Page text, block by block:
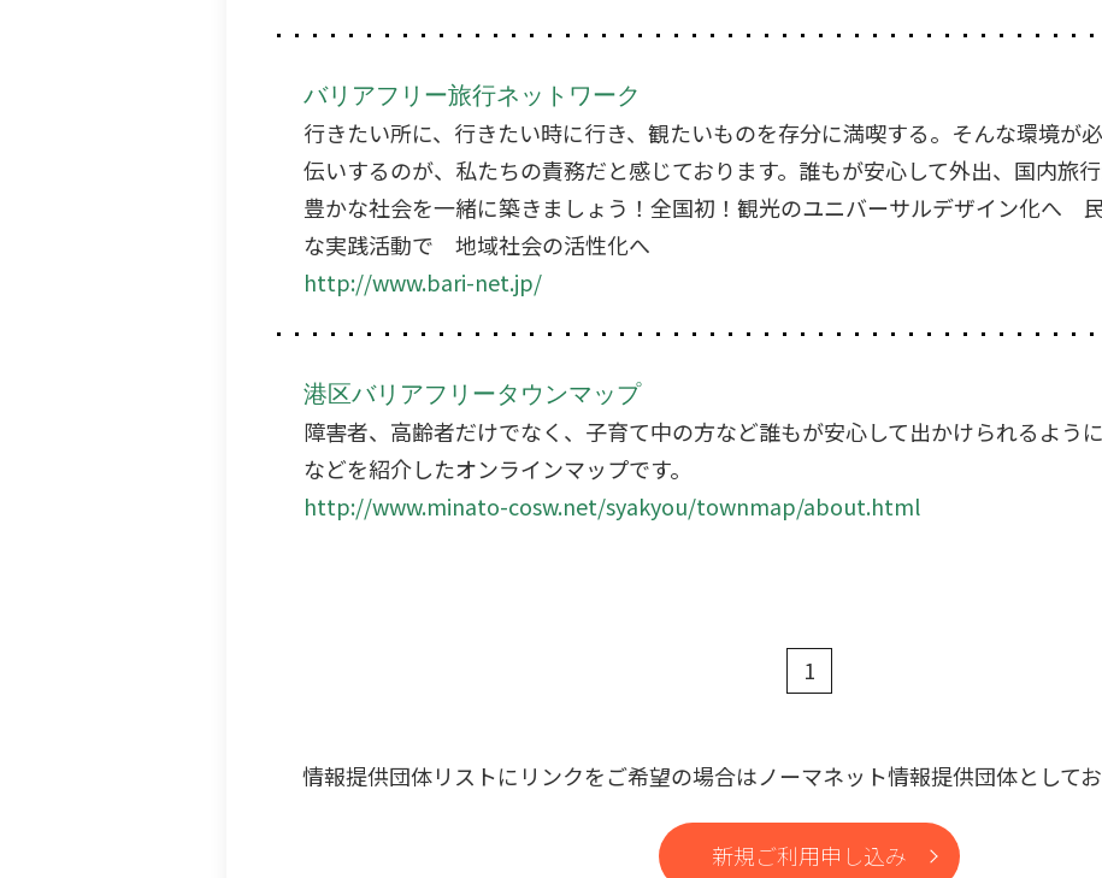
バリアフリー旅行ネットワーク
行きたい所に、行きたい時に行き、観たいものを存分に満喫する。そんな環境が
伝いするのが、私たちの責務だと感じております。誰もが安心して外出、国内旅
豊かな社会を一緒に築きましょう！全国初！観光のユニバーサルデザイン化へ
な実践活動で 地域社会の活性化へ
http://www.bari-net.jp/
港区バリアフリータウンマップ
障害者、高齢者だけでなく、子育て中の方など誰もが安心して出かけられるよう
などを紹介したオンラインマップです。
http://www.minato-cosw.net/syakyou/townmap/about.html
1
情報提供団体リストにリンクをご希望の場合はノーマネット情報提供団体としてお
新規ご利用申し込み